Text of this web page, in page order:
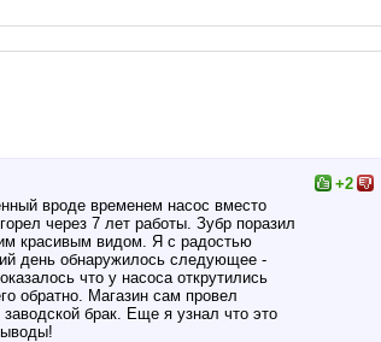
вроде временем насос вместо
через 7 лет работы. Зубр поразил
красивым видом. Я с радостью
день обнаружилось следующее -
что у насоса открутились
обратно. Магазин сам провел
брак. Еще я узнал что это
+2